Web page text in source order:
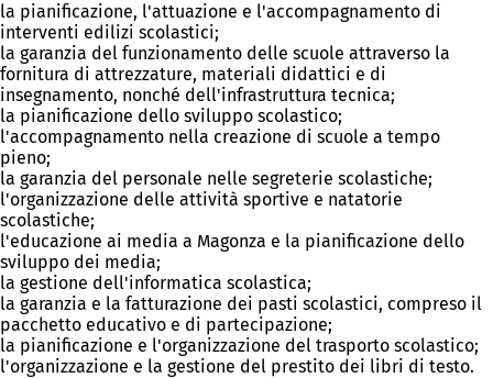
la pianificazione, l'attuazione e l'accompagnamento di
interventi edilizi scolastici;
la garanzia del funzionamento delle scuole attraverso la
fornitura di attrezzature, materiali didattici e di
insegnamento, nonché dell'infrastruttura tecnica;
la pianificazione dello sviluppo scolastico;
l'accompagnamento nella creazione di scuole a tempo
pieno;
la garanzia del personale nelle segreterie scolastiche;
l'organizzazione delle attività sportive e natatorie
scolastiche;
l'educazione ai media a Magonza e la pianificazione dello
sviluppo dei media;
la gestione dell'informatica scolastica;
la garanzia e la fatturazione dei pasti scolastici, compreso il
pacchetto educativo e di partecipazione;
la pianificazione e l'organizzazione del trasporto scolastico;
l'organizzazione e la gestione del prestito dei libri di testo.